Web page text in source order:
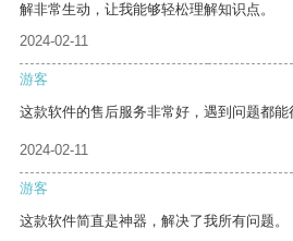
解非常生动，让我能够轻松理解知识点。
2024-02-11
游客
这款软件的售后服务非常好，遇到问题都能
2024-02-11
游客
这款软件简直是神器，解决了我所有问题。